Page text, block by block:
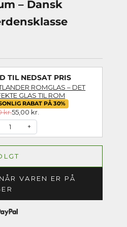
– Dansk
TIL NEDSAT PRIS
ROMGLAS – DET
GLAS TIL ROM
RABAT PÅ 30%
kr.55,00 kr.
+
VAREN ER PÅ